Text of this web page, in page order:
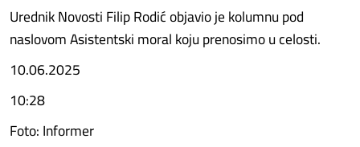
Urednik Novosti Filip Rodić objavio je kolumnu pod
naslovom Asistentski moral koju prenosimo u celosti.
10.06.2025
10:28
Foto: Informer